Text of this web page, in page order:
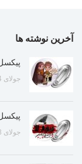
آخرین نوشته ها
جولای 14, 2026
جولای 13, 2024